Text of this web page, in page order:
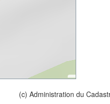
(c) Administration du